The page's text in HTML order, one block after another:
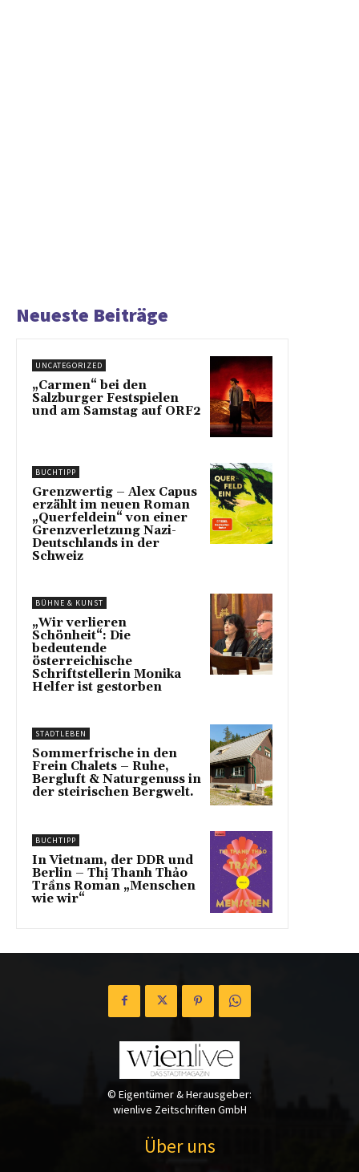
Neueste Beiträge
UNCATEGORIZED
„Carmen“ bei den
Salzburger Festspielen
und am Samstag auf ORF2
BUCHTIPP
Grenzwertig – Alex Capus
erzählt im neuen Roman
„Querfeldein“ von einer
Grenzverletzung Nazi-
Deutschlands in der
Schweiz
BÜHNE & KUNST
„Wir verlieren
Schönheit“: Die
bedeutende
österreichische
Schriftstellerin Monika
Helfer ist gestorben
STADTLEBEN
Sommerfrische in den
Frein Chalets – Ruhe,
Bergluft & Naturgenuss in
der steirischen Bergwelt.
BUCHTIPP
In Vietnam, der DDR und
Berlin – Thị Thanh Thảo
Trầns Roman „Menschen
wie wir“
© Eigentümer & Herausgeber:
wienlive Zeitschriften GmbH
Über uns